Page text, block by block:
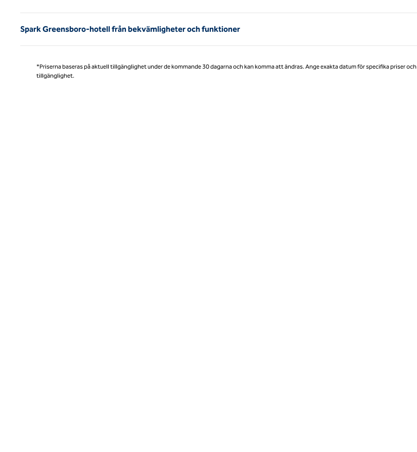
Spark Greensboro-hotell från bekvämligheter och funktioner
*Priserna baseras på aktuell tillgänglighet under de kommande 30 dagarna och kan komma att ändras. Ange exakta datum för specifika priser och
tillgänglighet.